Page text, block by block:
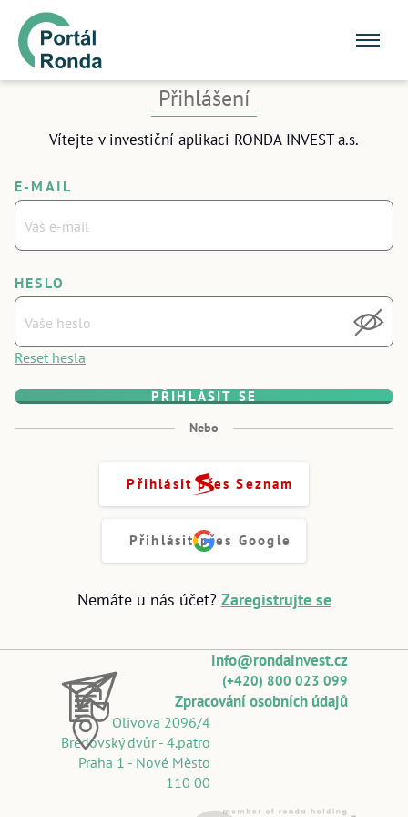
Zvládnete to pod 10 minut
Budete potřebovat jen svůj doklad totožnosti
(nejlépe občanský průkaz) a ideálně chytrý telefon.
Přihlášení
Vítejte v investiční aplikaci RONDA INVEST a.s.
E-MAIL
HESLO
Reset hesla
PŘIHLÁSIT SE
Nebo
Přihlásit přes Seznam
Přihlásit přes Google
Nemáte u nás účet? Zaregistrujte se
info@rondainvest.cz
(+420) 800 023 099
Zpracování osobních údajů
Olivova 2096/4
Bredovský dvůr - 4.patro
Praha 1 - Nové Město
110 00